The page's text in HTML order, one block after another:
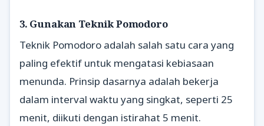
3. Gunakan Teknik Pomodoro
Teknik Pomodoro adalah salah satu cara yang
paling efektif untuk mengatasi kebiasaan
menunda. Prinsip dasarnya adalah bekerja
dalam interval waktu yang singkat, seperti 25
menit, diikuti dengan istirahat 5 menit.